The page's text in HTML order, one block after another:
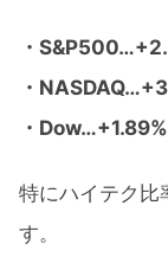
・
・
・Dow…+1.89%
特にハイテク比
す。